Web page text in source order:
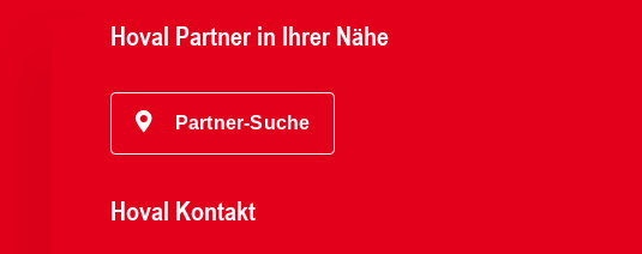
Hoval Partner in Ihrer Nähe
Partner-Suche
Hoval Kontakt